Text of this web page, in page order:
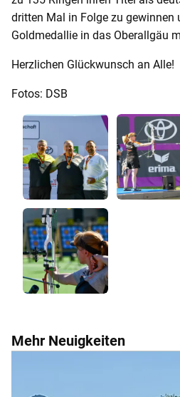
dritten Mal in Folge zu gewinnen
Goldmedallie in das Oberallgäu
Herzlichen Glückwunsch an Alle!
Fotos: DSB
Mehr Neuigkeiten